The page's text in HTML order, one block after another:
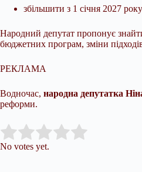
збільшити з 1 січня 2027
Народний депутат пропонує
бюджетних програм, зміни
РЕКЛАМА
Водночас, народна депутатка
реформи.
Rate this item:
No votes yet.